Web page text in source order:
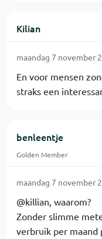
Kilian
maandag 7 november
En voor mensen
straks een
benleentje
Golden Member
maandag 7 november
@killian, waarom?
Zonder slimme
verbruik per maand